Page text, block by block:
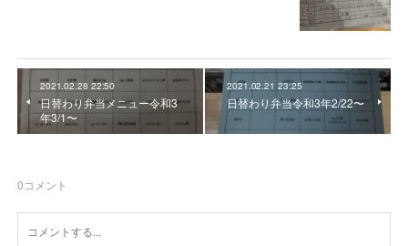
2021.02.28 22:50
日替わり弁当メニュー令和3
年3/1〜
2021.02.21 23:25
日替わり弁当令和3年2/22〜
0コメント